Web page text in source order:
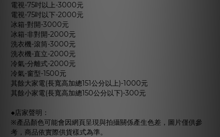
電視-75吋以上-3000元
電視-75吋以下-2000元
冰箱-對開-3000元
冰箱-非對開-2000元
洗衣機-滾筒-3000元
洗衣機-直立-2000元
冷氣-分離式-2000元
冷氣-窗型-1500元
其餘大家電(長寬高加總151公分以上)-1000元
其餘小家電(長寬高加總150公分以下)-300元
◆店家聲明：
※產品顏色可能會因網頁呈現與拍攝關係產生色差，圖片僅供參
考，商品依實際供貨樣式為準。